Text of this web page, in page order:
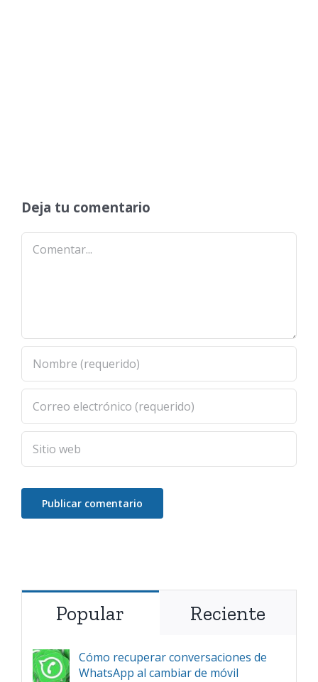
Deja tu comentario
Comentar
Popular Reciente
Cómo recuperar conversaciones de
WhatsApp al cambiar de móvil